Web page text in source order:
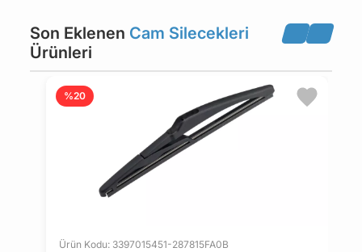
OPEL PEUGEOT
RENAULT
ROVER
Son Eklenen Cam Silecekleri
Ürünleri
Ürün Kodu: 3397015451-287815FA0B
%20